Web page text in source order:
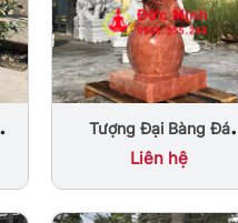
Tượng Đại Bàng Đá
Phong Thủy Màu Đỏ Uy
Liên hệ